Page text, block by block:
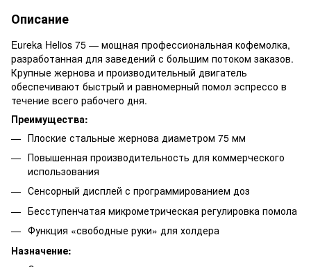
Описание
Eureka Helios 75 — мощная профессиональная кофемолка,
разработанная для заведений с большим потоком заказов.
Крупные жернова и производительный двигатель
обеспечивают быстрый и равномерный помол эспрессо в
течение всего рабочего дня.
Преимущества:
Плоские стальные жернова диаметром 75 мм
Повышенная производительность для коммерческого
использования
Сенсорный дисплей с программированием доз
Бесступенчатая микрометрическая регулировка помола
Функция «свободные руки» для холдера
Назначение: